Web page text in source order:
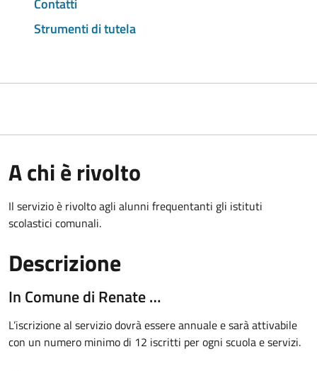
Strumenti di tutela
A chi è rivolto
Il servizio è rivolto agli alunni frequentanti gli istituti
scolastici comunali.
Descrizione
In Comune di Renate …
L’iscrizione al servizio dovrà essere annuale e sarà attivabile
con un numero minimo di 12 iscritti per ogni scuola e servizi.